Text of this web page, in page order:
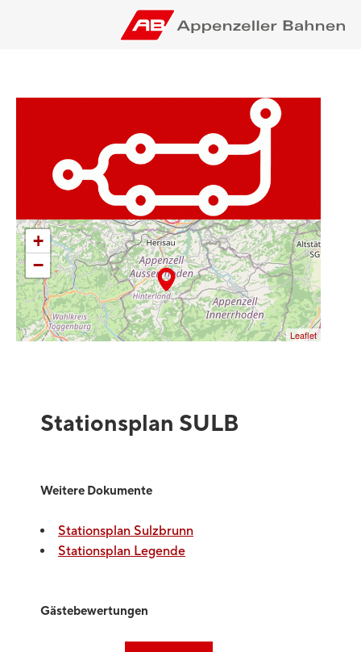
+
−
Leaflet
Stationsplan SULB
Weitere Dokumente
Stationsplan Sulzbrunn
Stationsplan Legende
Gästebewertungen